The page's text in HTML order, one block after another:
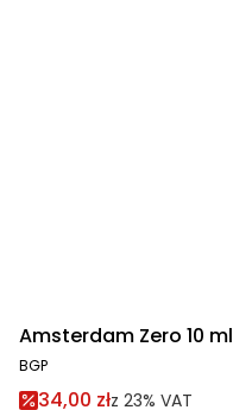
Amsterdam Zero 10 ml
BGP
34,00 złz 23% VAT